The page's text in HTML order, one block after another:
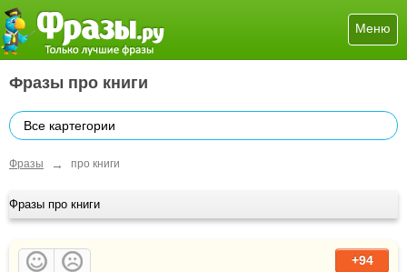
Меню
Фразы про книги
Все картегории
Фразы → про книги
Фразы про книги
+94